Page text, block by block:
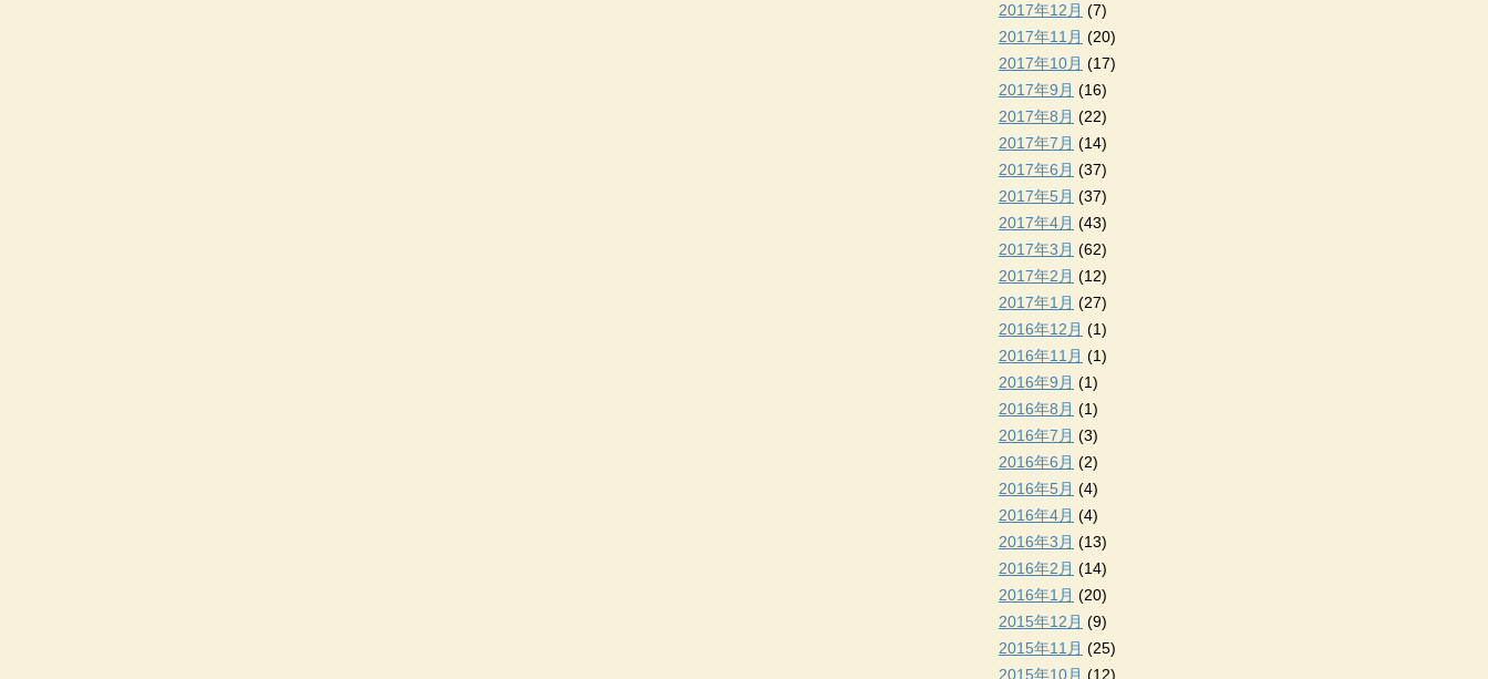
2017年12月 (7)
2017年11月 (20)
2017年10月 (17)
2017年9月 (16)
2017年8月 (22)
2017年7月 (14)
2017年6月 (37)
2017年5月 (37)
2017年4月 (43)
2017年3月 (62)
2017年2月 (12)
2017年1月 (27)
2016年12月 (1)
2016年11月 (1)
2016年9月 (1)
2016年8月 (1)
2016年7月 (3)
2016年6月 (2)
2016年5月 (4)
2016年4月 (4)
2016年3月 (13)
2016年2月 (14)
2016年1月 (20)
2015年12月 (9)
2015年11月 (25)
2015年10月 (12)